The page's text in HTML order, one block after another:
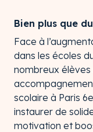
Bien plus que
Face à
dans les écoles
nombreux
scolaire à Paris
instaurer de
motivation et